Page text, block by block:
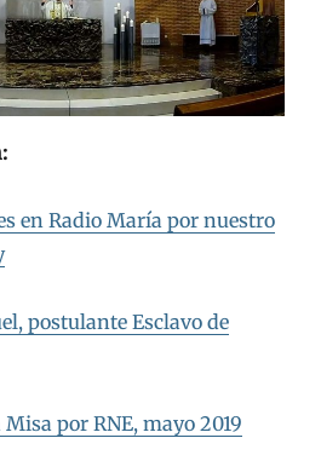
en Radio María por nuestro
postulante Esclavo de
por RNE, mayo 2019